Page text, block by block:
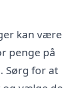
kan være
penge på
Sørg for at